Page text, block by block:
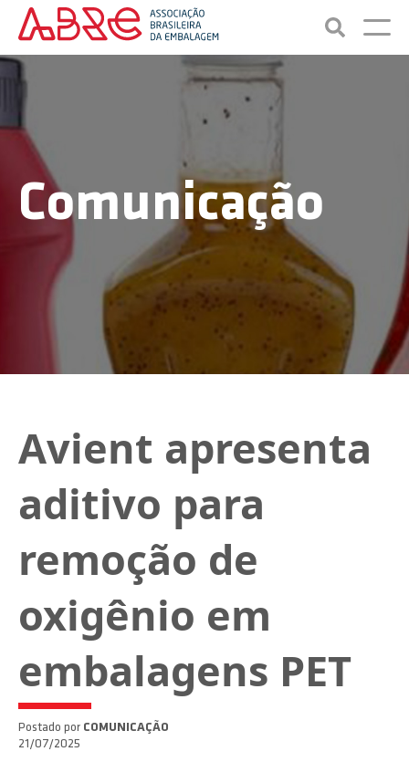
Comunicação
Avient apresenta
aditivo para
remoção de
oxigênio em
embalagens PET
Postado por COMUNICAÇÃO
21/07/2025